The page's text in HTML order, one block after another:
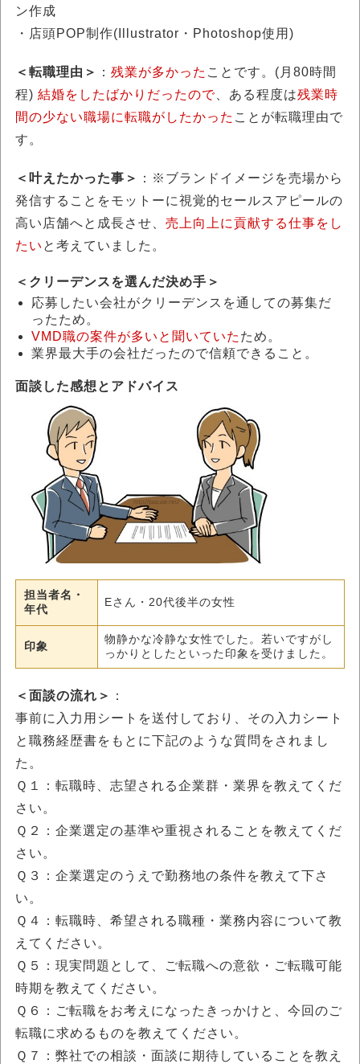
ン作成
・店頭POP制作(Illustrator・Photoshop使用)
＜転職理由＞ ： 残業が多かった ことです。(月80時間
程) 結婚をしたばかりだったので 、ある程度は残業時
間の少ない職場に転職がしたかった ことが転職理由で
す。
＜叶えたかった事＞
：※ブランドイメージを売場から
発信することをモットーに視覚的セールスアピールの
高い店舗へと成長させ、 売上向上に貢献する仕事をし
たい と考えていました。
＜ クリーデンスを選んだ決め手 ＞
応募したい会社がクリーデンスを通しての募集だ
ったため。
VMD職の案件が多いと聞いていた ため。
業界最大手の会社だったので信頼できること。
面談した感想とアドバイス
担当者名・
年代
Eさん・20代後半の女性
印象
物静かな冷静な女性でした。若いですがし
っかりとしたといった印象を受けました。
＜面談の流れ＞
：
事前に入力用シートを送付しており、その入力シート
と職務経歴書をもとに下記のような質問をされまし
た。
Ｑ１：転職時、志望される企業群・業界を教えてくだ
さい。
Ｑ２：企業選定の基準や重視されることを教えてくだ
さい。
Ｑ３：企業選定のうえで勤務地の条件を教えて下さ
い。
Ｑ４：転職時、希望される職種・業務内容について教
えてください。
Ｑ５：現実問題として、ご転職への意欲・ご転職可能
時期を教えてください。
Ｑ６：ご転職をお考えになったきっかけと、今回のご
転職に求めるものを教えてください。
Ｑ７：弊社での相談・面談に期待していることを教え